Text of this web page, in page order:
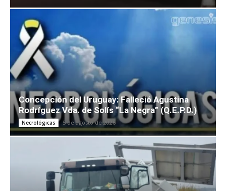
Concepción del Uruguay: Falleció Agustina
Rodríguez Vda. de Solís “La Negra” (Q.E.P.D.)
Necrológicas 5 de agosto de 2026